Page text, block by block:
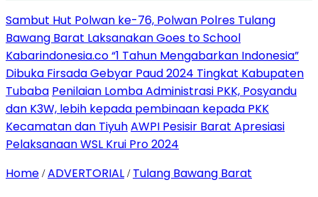
Sambut Hut Polwan ke-76, Polwan Polres Tulang
Bawang Barat Laksanakan Goes to School
Kabarindonesia.co “1 Tahun Mengabarkan Indonesia”
Dibuka Firsada Gebyar Paud 2024 Tingkat Kabupaten
Tubaba Penilaian Lomba Administrasi PKK, Posyandu
dan K3W, lebih kepada pembinaan kepada PKK
Kecamatan dan TiyuhAWPI Pesisir Barat Apresiasi
Pelaksanaan WSL Krui Pro 2024
Home /ADVERTORIAL / Tulang Bawang Barat